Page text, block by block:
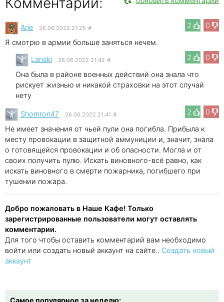
2 0
Arie 26.06.2022 21:25 #
Я смотрю в армии больше заняться нечем.
2
0
Lanski 26.06.2022 21:42 #
Она была в районе военных действий она знала что
рискует жизнью и никакой страховки на этот случай
нету
2
0
Shomron47 26.06.2022 21:41 #
Не имеет значения от чьей пули она погибла. Прибыла к
месту провокации в защитной аммуниции и, значит, знала
о готовящейся провокации и об опасности. Могла и от
своих получить пулю. Искать виновного-всё равно, как
искать виновного в смерти пожарника, погибшего при
тушении пожара.
Добро пожаловать в Наше Кафе! Только
зарегистрированные пользователи могут оставлять
комментарии.
Для того чтобы оставить комментарий вам необходимо
войти или создать новый аккаунт на сайте.. Создать новый
аккаунт
Самое популярное за неделю: